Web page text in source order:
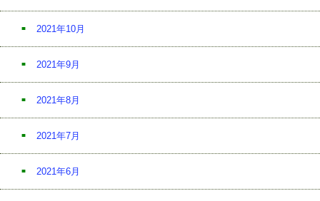
2021年10月
2021年9月
2021年8月
2021年7月
2021年6月